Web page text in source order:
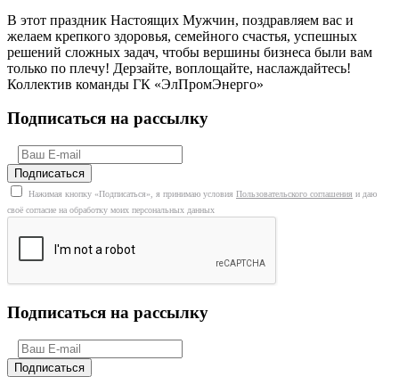
В этот праздник Настоящих Мужчин, поздравляем вас и
желаем крепкого здоровья, семейного счастья, успешных
решений сложных задач, чтобы вершины бизнеса были вам
только по плечу! Дерзайте, воплощайте, наслаждайтесь!
Коллектив команды ГК «ЭлПромЭнерго»
Подписаться на рассылку
Нажимая кнопку «Подписаться», я принимаю условия Пользовательского соглашения и даю
своё согласие на обработку моих персональных данных
Подписаться на рассылку